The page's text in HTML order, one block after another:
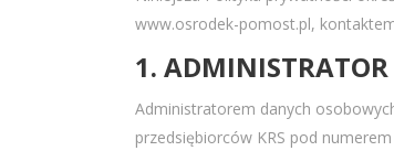
www.osrodek-pomost.pl,
1.
Administratorem danych
przedsiębiorców KRS pod